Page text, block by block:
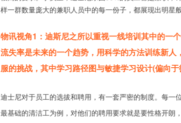
样一群数量庞大的兼职人员中的每一份子，都展现出明星
物讯视角1：迪斯尼之所以重视一线培训其中的一
流失率是未来的一个趋势，用科学的方法训练新
服的挑战，其中学习路径图与敏捷学习设计(偏向
迪士尼对于员工的选拔和聘用，有一套严密的制度。每
最基础的清洁工为例，对他们的聘用要求就是要性格开